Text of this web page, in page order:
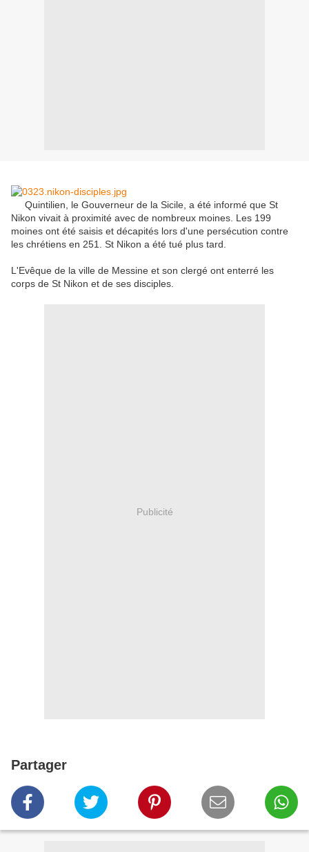
Quintilien , le Gouverneur de la Sicile, a été informé que St
Nikon vivait à proximité avec de nombreux moines Les 199
moines ont été saisis et décapités lors d'une persécution contre
les chrétiens en 251 St Nikon a été tué plus tard.
L'Evêque de la ville de Messine et son clergé ont enterré les
corps de St Nikon et de ses disciples.
Publicité
Partager